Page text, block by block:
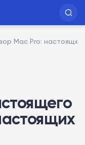
Mac Pro: